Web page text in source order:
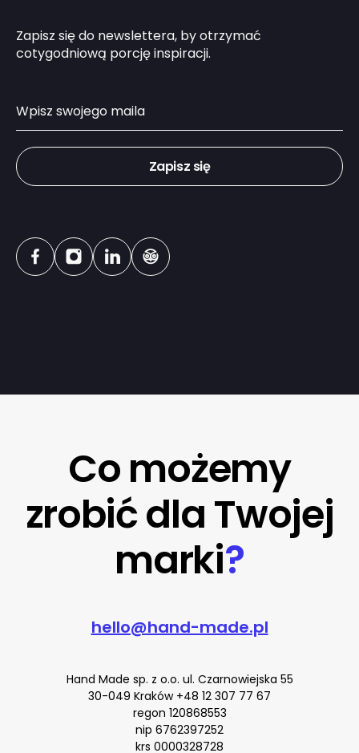
Zapisz się do newslettera, by otrzymać
cotygodniową porcję inspiracji.
Co możemy
zrobić dla Twojej
marki?
hello@hand-made.pl
Hand Made sp. z o.o. ul. Czarnowiejska 55
30-049 Kraków +48 12 307 77 67
regon 120868553
nip 6762397252
krs 0000328728